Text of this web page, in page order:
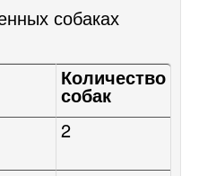
собаках
Количество
собак
2